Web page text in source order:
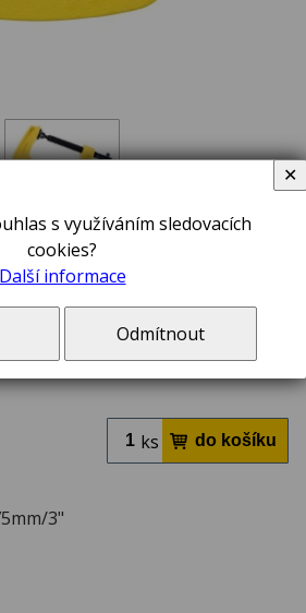
169,00 Kč ušetříte11,2 %
150,00 Kč
poplatky na likvidaci elektroodpadu a autorské odměny,
pokud se na toto zboží vztahují.
do týdne v e-shopu
ks
3"
s využíváním sledovacích
cookies?
Další informace
Odmítnout
✕